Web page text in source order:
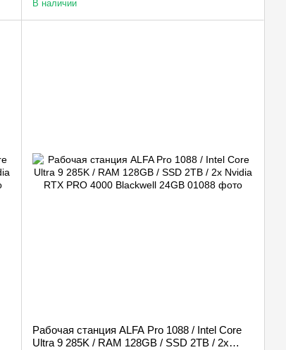
В наличии
Рабочая станция ALFA Pro 1088 / Intel Core
Ultra 9 285K / RAM 128GB / SSD 2TB / 2х